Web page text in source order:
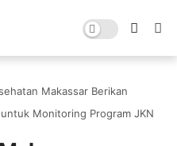
Makassar Berikan
Monitoring Program JKN